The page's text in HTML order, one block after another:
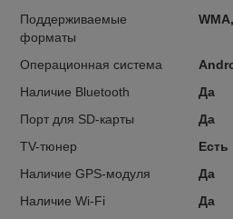
Поддерживаемые
форматы
Операционная система
Наличие Bluetooth
Да
Порт для SD-карты
Да
TV-тюнер
Есть
Наличие GPS-модуля
Да
Наличие Wi-Fi
Да